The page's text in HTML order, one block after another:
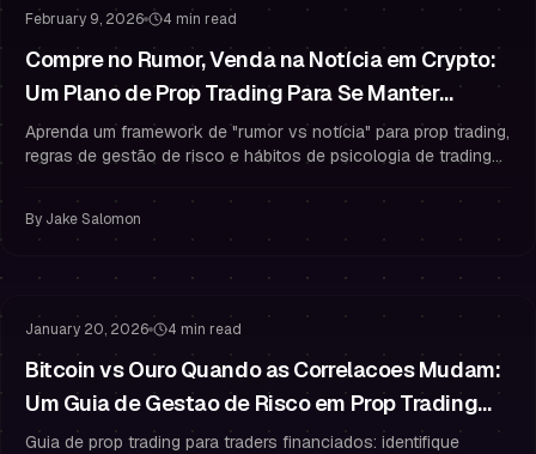
February 9, 2026 4 min read
Compre no Rumor, Venda na Notícia em Crypto:
Um Plano de Prop Trading Para Se Manter
Financiado
Aprenda um framework de "rumor vs notícia" para prop trading,
regras de gestão de risco e hábitos de psicologia de trading
financiado.
By Jake Salomon
January 20, 2026 4 min read
Bitcoin vs Ouro Quando as Correlacoes Mudam:
Um Guia de Gestao de Risco em Prop Trading
para Traders Financiados
Guia de prop trading para traders financiados: identifique